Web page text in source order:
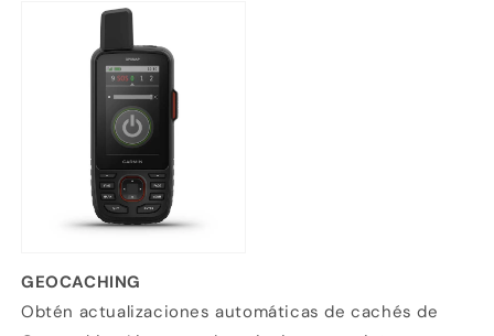
GEOCACHING
Obtén actualizaciones automáticas de cachés de